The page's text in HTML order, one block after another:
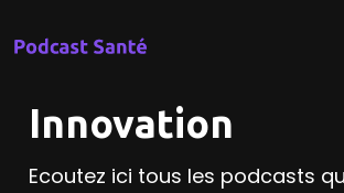
Innovation
Ecoutez ici tous les podcasts